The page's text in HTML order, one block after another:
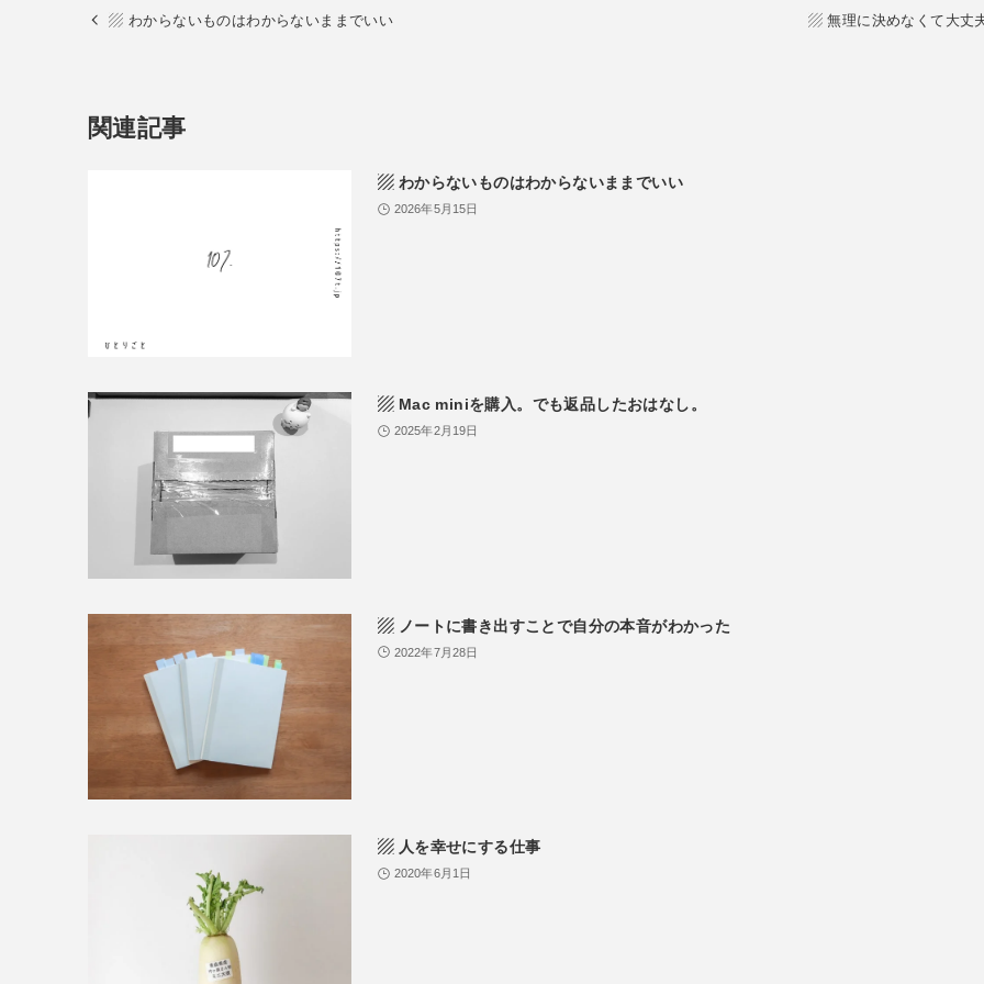
▨ わからないものはわからないままでいい ▨ 無理に決めなくて大丈
関連記事
▨ わからないものはわからないままでいい
2026年5月15日
▨ Mac miniを購入。でも返品したおはなし。
2025年2月19日
▨ ノートに書き出すことで自分の本音がわかった
2022年7月28日
▨ 人を幸せにする仕事
2020年6月1日